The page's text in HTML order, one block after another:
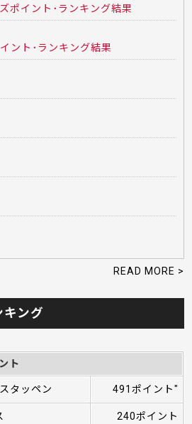
ポイント･ランキング結果
ント･ランキング結果
READ MORE >
キング
ト
タッペン 491ポイント"
240ポイント